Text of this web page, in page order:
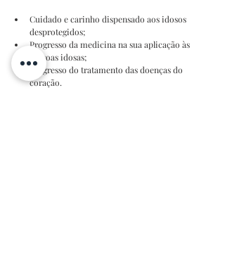
Cuidado e carinho dispensado aos idosos
desprotegidos;
Progresso da medicina na sua aplicação às
pessoas idosas;
Progresso do tratamento das doenças do
coração.